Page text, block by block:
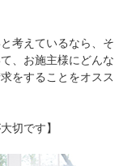
考えているなら、そ
、お施主様にどんな
をすることをオスス
切です】